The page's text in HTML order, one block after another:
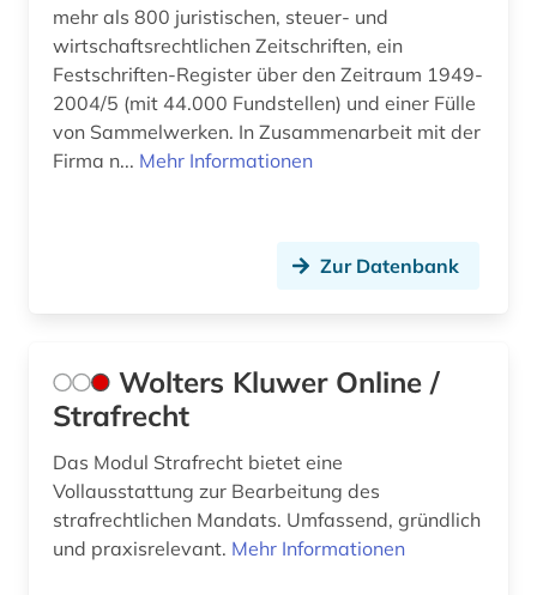
mehr als 800 juristischen, steuer- und
wirtschaftsrechtlichen Zeitschriften, ein
Festschriften-Register über den Zeitraum 1949-
2004/5 (mit 44.000 Fundstellen) und einer Fülle
von Sammelwerken. In Zusammenarbeit mit der
Firma n... Mehr Informationen
Zur Datenbank
Wolters Kluwer Online /
Strafrecht
Das Modul Strafrecht bietet eine
Vollausstattung zur Bearbeitung des
strafrechtlichen Mandats. Umfassend, gründlich
und praxisrelevant. Mehr Informationen